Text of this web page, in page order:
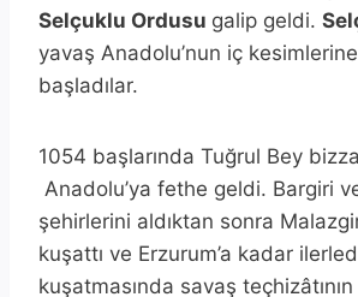
Selçuklu Ordusu galip geldi.
yavaş Anadolu’nun iç
başladılar.
1054 başlarında Tuğrul Bey
Anadolu’ya fethe geldi. Bargiri
şehirlerini aldıktan sonra
kuşattı ve Erzurum’a kadar
kuşatmasında savaş teçhizâtının